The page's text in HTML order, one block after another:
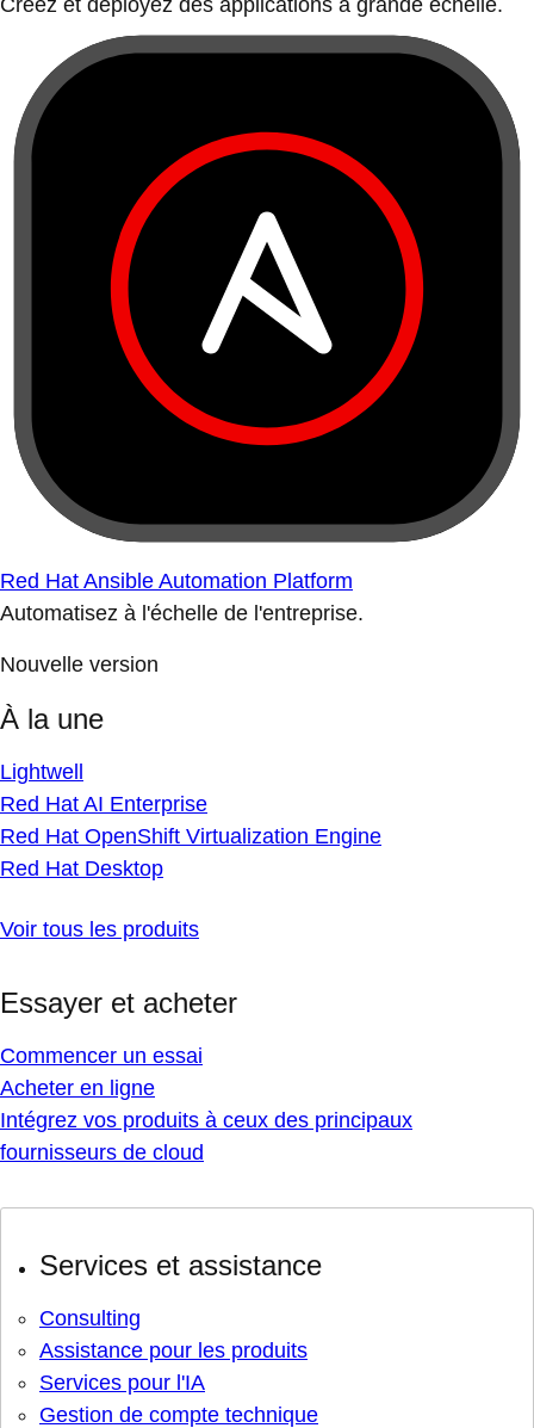
Créez et déployez des applications à grande échelle.
Red Hat Ansible Automation Platform
Automatisez à l'échelle de l'entreprise.
Nouvelle version
À la une
Lightwell
Red Hat AI Enterprise
Red Hat OpenShift Virtualization Engine
Red Hat Desktop
Voir tous les produits
Essayer et acheter
Commencer un essai
Acheter en ligne
Intégrez vos produits à ceux des principaux
fournisseurs de cloud
Services et assistance
Consulting
Assistance pour les produits
Services pour l'IA
Gestion de compte technique